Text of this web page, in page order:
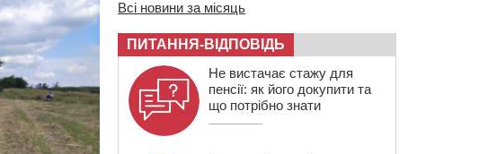
Всі новини за місяць
ПИТАННЯ-ВІДПОВІДЬ
Не вистачає стажу для
пенсії: як його докупити та
що потрібно знати